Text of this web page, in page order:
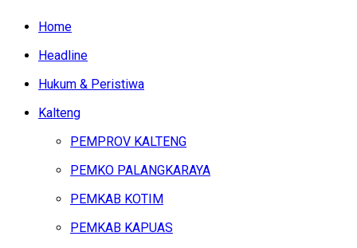
Home
Headline
Hukum & Peristiwa
Kalteng
PEMPROV KALTENG
PEMKO PALANGKARAYA
PEMKAB KOTIM
PEMKAB KAPUAS